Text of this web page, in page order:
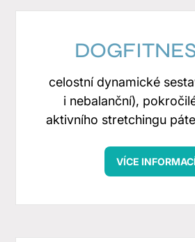
celostní dynamické
i nebalanční),
aktivního stretchingu
VÍCE INFORMACÍ